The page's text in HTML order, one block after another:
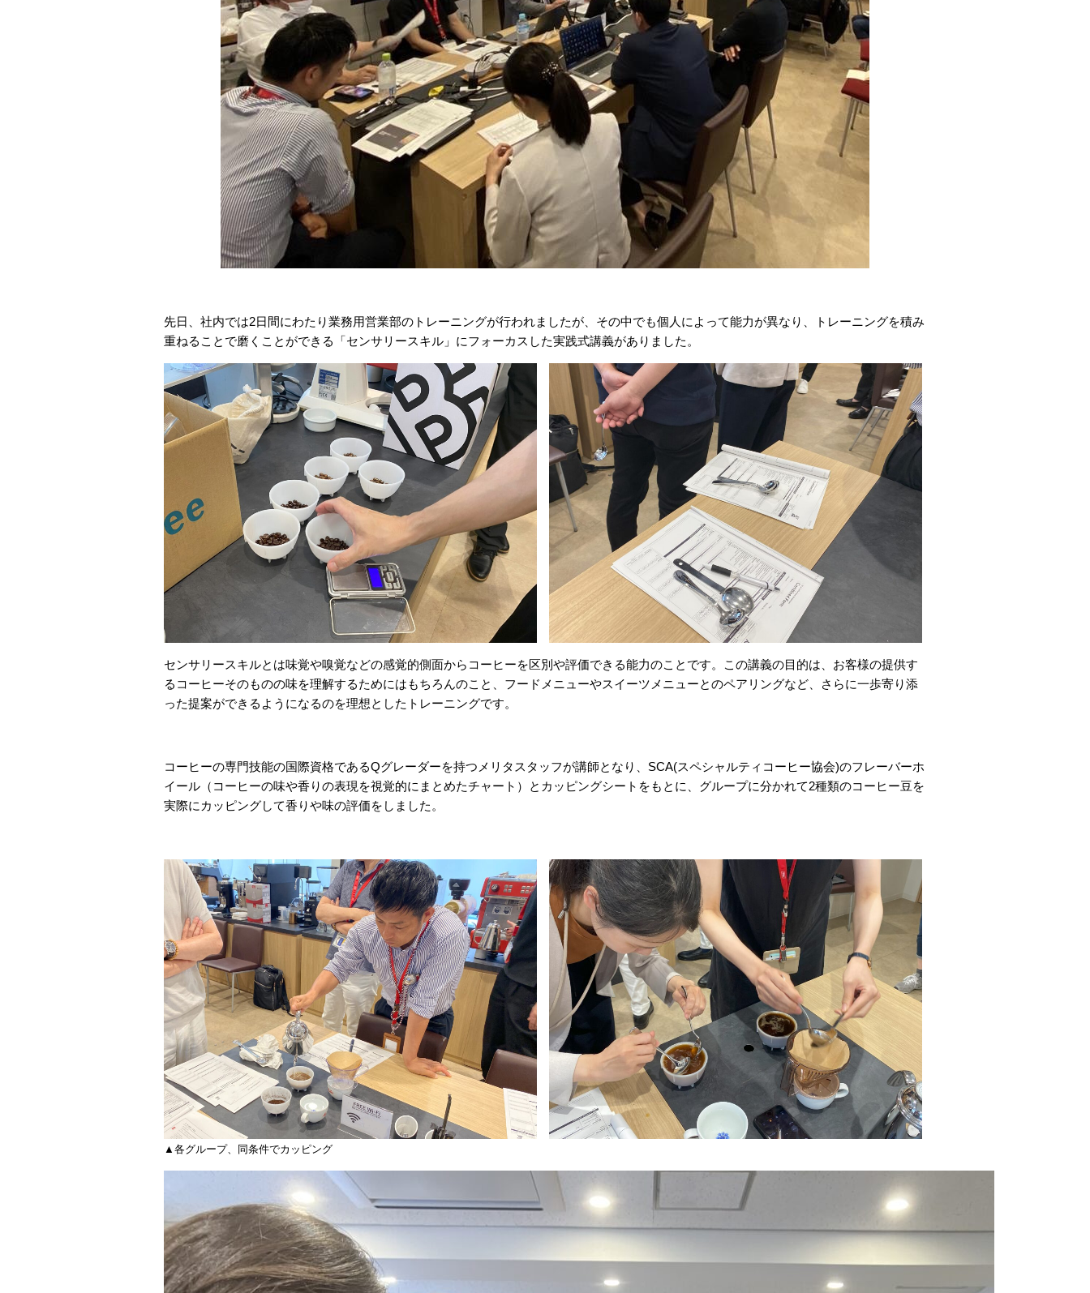
先日、社内では2日間にわたり業務用営業部のトレーニングが行われましたが、その中でも個人によって能力が異なり、トレーニングを積み
重ねることで磨くことができる「センサリースキル」にフォーカスした実践式講義がありました。
センサリースキルとは味覚や嗅覚などの感覚的側面からコーヒーを区別や評価できる能力のことです。この講義の目的は、お客様の提供す
るコーヒーそのものの味を理解するためにはもちろんのこと、フードメニューやスイーツメニューとのペアリングなど、さらに一歩寄り添
った提案ができるようになるのを理想としたトレーニングです。
コーヒーの専門技能の国際資格であるQグレーダーを持つメリタスタッフが講師となり、SCA(スペシャルティコーヒー協会)のフレーバーホ
イール（コーヒーの味や香りの表現を視覚的にまとめたチャート）とカッピングシートをもとに、グループに分かれて2種類のコーヒー豆を
実際にカッピングして香りや味の評価をしました。
▲各グループ、同条件でカッピング